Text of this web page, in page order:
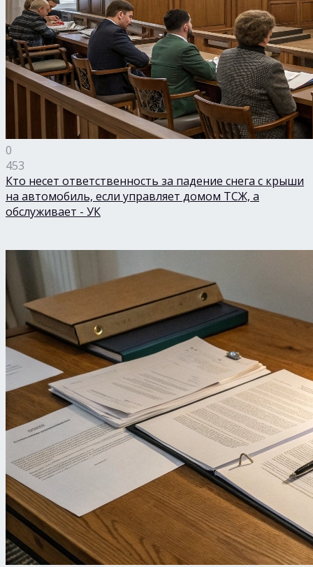
0
453
Кто несет ответственность за падение снега с крыши
на автомобиль, если управляет домом ТСЖ, а
обслуживает - УК